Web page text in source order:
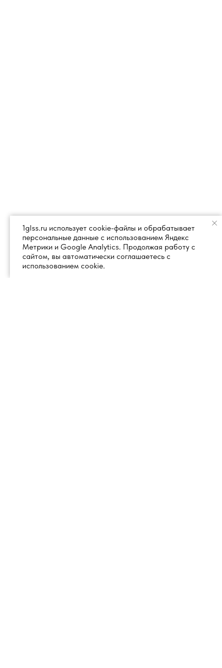
1glss.ru использует cookie-файлы и обрабатывает
персональные данные с использованием Яндекс
Метрики и Google Analytics. Продолжая работу с
сайтом, вы автоматически соглашаетесь с
использованием cookie.